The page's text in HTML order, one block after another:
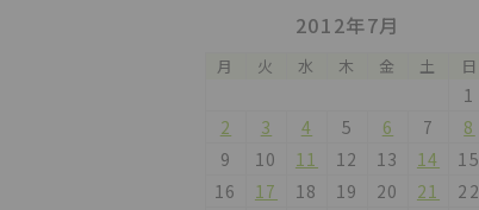
2012年7月
月 火 水 木 金 土 日
1
2
3 4 5 6 7
8
9
10 11 12 13 14
15
16
17 18 19 20 21
22